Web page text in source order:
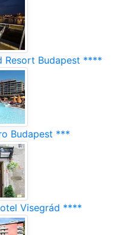
Budapest ****
Budapest ***
Visegrád ****